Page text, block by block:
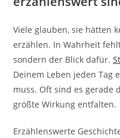
Viele glauben, sie hätten
erzählen. In Wahrheit
sondern der Blick dafür.
Deinem Leben jeden Tag
muss. Oft sind es gerade
größte Wirkung entfalten.
Erzählenswerte